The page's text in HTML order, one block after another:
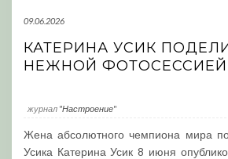
09.06.2026
КАТЕРИНА УСИК
НЕЖНОЙ
журнал "Настроение"
Жена абсолютного чемпиона мира
Усика Катерина Усик 8 июня